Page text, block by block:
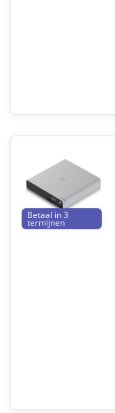
Betaal in 3
termijnen